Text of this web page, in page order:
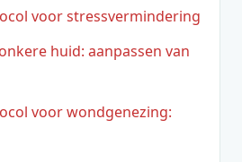
voor stressvermindering
huid: aanpassen van
voor wondgenezing: